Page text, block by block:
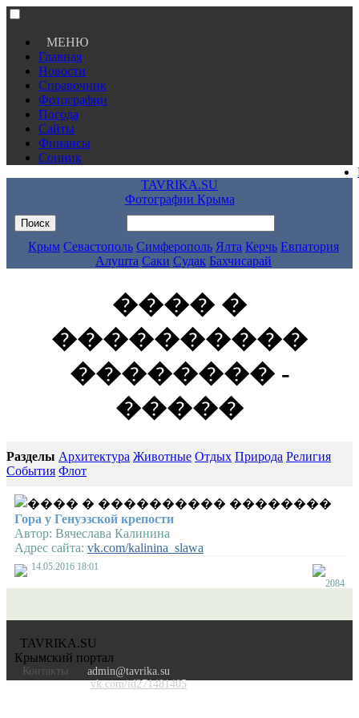
МЕНЮ
Главная
Новости
Справочник
Фотографии
Погода
Сайты
Финансы
Сонник
TAVRIKA.SU
Фотографии Крыма
Крым Севастополь Симферополь Ялта Керчь Евпатория
Алушта Саки Судак Бахчисарай
���� �
����������
�������� -
�����
Разделы Архитектура Животные Отдых Природа Религия
События Флот
Гора у Генуэзской крепости
Автор: Вячеслава Калинина
Адрес сайта: vk.com/kalinina_slawa
14.05.2016 18:01
2084
TAVRIKA.SU
Крымский портал
Контакты
admin@tavrika.su
vk.com/id271481405